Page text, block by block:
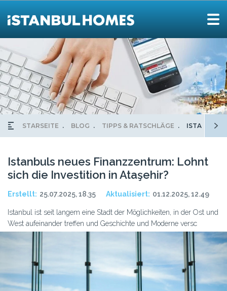
STARSEITE BLOG TIPPS & RATSCHLÄGE ISTANBULS
Istanbuls neues Finanzzentrum: Lohnt
sich die Investition in Ataşehir?
Erstellt: 25.07.2025, 18.35 Aktualisiert: 01.12.2025, 12.49
Istanbul ist seit langem eine Stadt der Möglichkeiten, in der Ost und
West aufeinander treffen und Geschichte und Moderne versc